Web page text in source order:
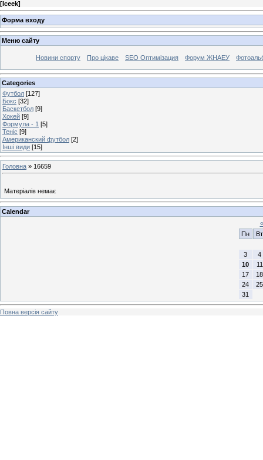
[Iceek]
Форма входу
Меню сайту
Новини спорту Про цікаве SEO Оптимізация Форум ЖНАЕУ
Categories
Футбол [127]
Бокс [32]
Баскетбол [9]
Хокей [9]
Формула - 1 [5]
Теніс [9]
Американский футбол [2]
Інші види [15]
Головна » 16659
Матеріалів немає
Calendar
«
Пн
Вт
3
4
10
11
17
18
24
25
31
Повна версія сайту